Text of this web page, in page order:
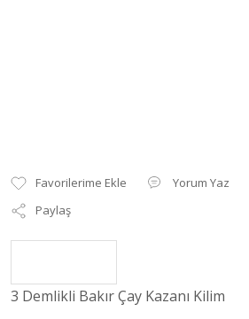
Yorum Yaz
Paylaş
3 Demlikli Bakır Çay Kazanı Kilim